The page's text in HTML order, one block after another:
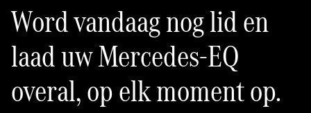
Word vandaag nog lid en
laad uw Mercedes-EQ
overal, op elk moment op.